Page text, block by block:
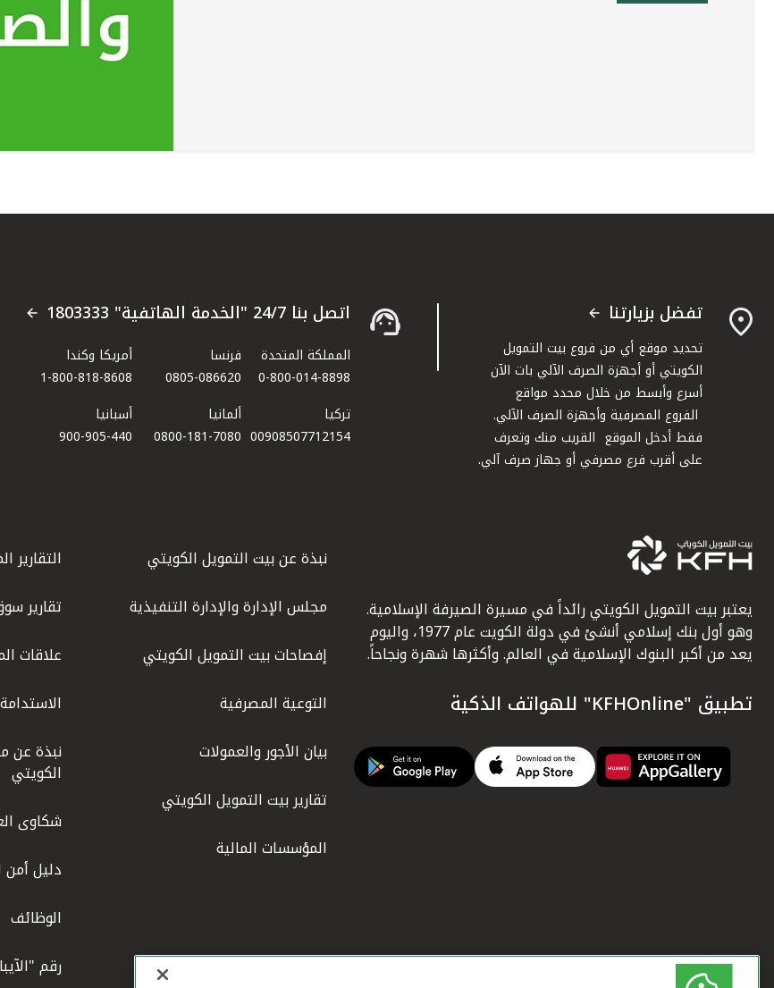
تفضل بزيارتنا
تحديد موقع أي من فروع بيت التمويل
الكويتي أو أجهزة الصرف الآلي بات الآن
أسرع وأبسط من خلال محدد مواقع
الفروع المصرفية وأجهزة الصرف الآلي.
فقط أدخل الموقع القريب منك وتعرف
على أقرب فرع مصرفي أو جهاز صرف آلي.
اتصل بنا 24/7 "الخدمة الهاتفية" 1803333
المملكة المتحدة
0-800-014-8898
فرنسا
0805-086620
أمريكا وكندا
1-800-818-8608
تركيا
00908507712154​
ألمانيا
0800-181-7080
أسبانيا
900-905-440
يعتبر بيت التمويل الكويتي رائداً في مسيرة الصيرفة الإسلامية.
وهو أول بنك إسلامي أنشئ في دولة الكويت عام 1977، واليوم
يعد من أكبر البنوك الإسلامية في العالم. وأكثرها شهرة ونجاحاً.
تطبيق "KFHOnline" للهواتف الذكية
نبذة عن بيت التمويل الكويتي
مجلس الإدارة والإدارة التنفيذية
إفصاحات بيت التمويل الكويتي
التوعية المصرفية
بيان الأجور والعمولات
تقارير بيت التمويل الكويتي
المؤسسات المالية
التقارير
تقارير
علاقات
الاستدامة
نبذة عن
الكويتي
شكاوى
دليل أمن
الوظائف
رقم